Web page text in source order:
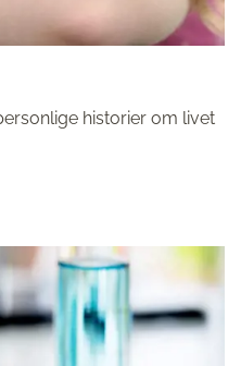
historier om livet